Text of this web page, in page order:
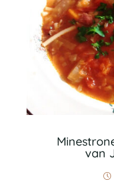
van